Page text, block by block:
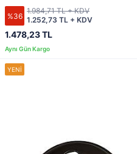
%36
1.478,23 TL
1.252,73 TL + KDV
1.984,71 TL + KDV